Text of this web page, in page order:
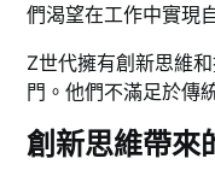
們渴望在工作中實現
Z世代擁有創新思維
門。他們不滿足於傳
創新思維帶來